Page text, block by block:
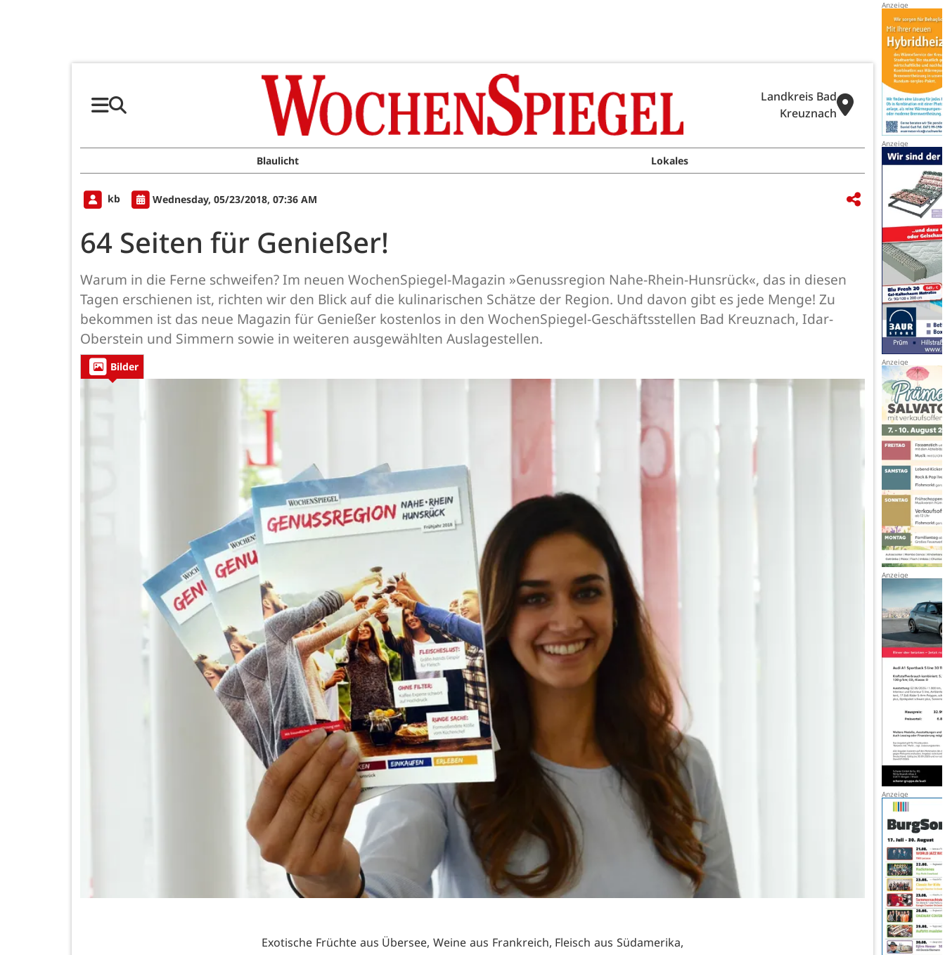
Landkreis Bad
Kreuznach
Blaulicht Lokales
kb Wednesday, 05/23/2018, 07:36 AM
64 Seiten für Genießer!
Warum in die Ferne schweifen? Im neuen WochenSpiegel-Magazin »Genussregion Nahe-Rhein-Hunsrück«, das in diesen
Tagen erschienen ist, richten wir den Blick auf die kulinarischen Schätze der Region. Und davon gibt es jede Menge! Zu
bekommen ist das neue Magazin für Genießer kostenlos in den WochenSpiegel-Geschäftsstellen Bad Kreuznach, Idar-
Oberstein und Simmern sowie in weiteren ausgewählten Auslagestellen.
Bilder
Exotische Früchte aus Übersee, Weine aus Frankreich, Fleisch aus Südamerika,